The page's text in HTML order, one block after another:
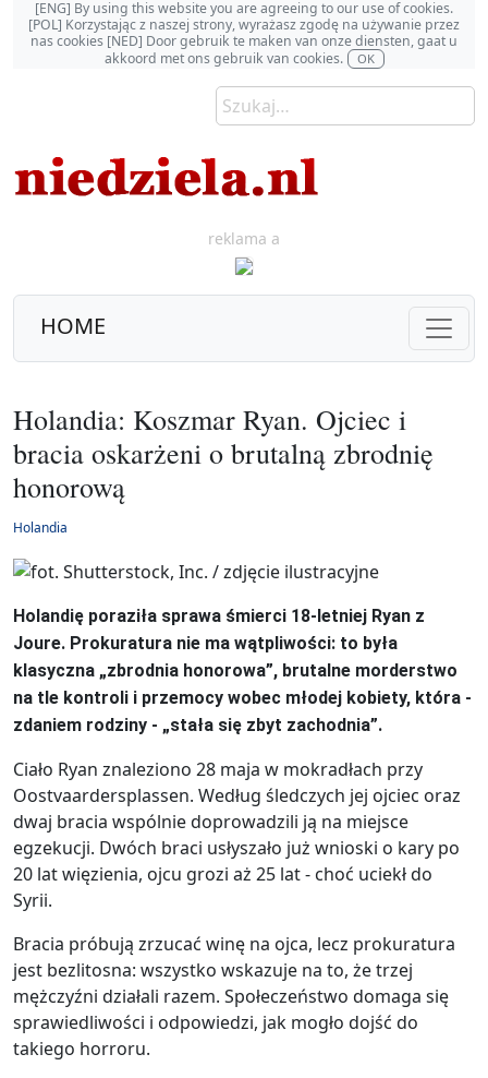
[ENG] By using this website you are agreeing to our use of cookies.
[POL] Korzystając z naszej strony, wyrażasz zgodę na używanie przez
nas cookies [NED] Door gebruik te maken van onze diensten, gaat u
akkoord met ons gebruik van cookies.
OK
reklama a
HOME
Holandia: Koszmar Ryan. Ojciec i
bracia oskarżeni o brutalną zbrodnię
honorową
Holandia
Holandię poraziła sprawa śmierci 18-letniej Ryan z
Joure. Prokuratura nie ma wątpliwości: to była
klasyczna „zbrodnia honorowa”, brutalne morderstwo
na tle kontroli i przemocy wobec młodej kobiety, która -
zdaniem rodziny - „stała się zbyt zachodnia”.
Ciało Ryan znaleziono 28 maja w mokradłach przy
Oostvaardersplassen. Według śledczych jej ojciec oraz
dwaj bracia wspólnie doprowadzili ją na miejsce
egzekucji. Dwóch braci usłyszało już wnioski o kary po
20 lat więzienia, ojcu grozi aż 25 lat - choć uciekł do
Syrii.
Bracia próbują zrzucać winę na ojca, lecz prokuratura
jest bezlitosna: wszystko wskazuje na to, że trzej
mężczyźni działali razem. Społeczeństwo domaga się
sprawiedliwości i odpowiedzi, jak mogło dojść do
takiego horroru.